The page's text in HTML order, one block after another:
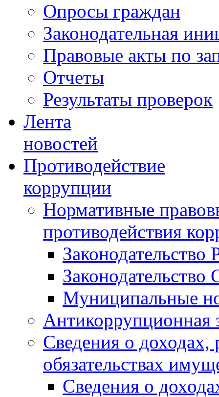
Опросы граждан
Законодательная
Правовые акты по
Отчеты
Результаты проверок
Лента
новостей
Противодействие
коррупции
Нормативные
противодействия
Законодательство
Муниципальные
Антикоррупционная
Сведения о доходах,
обязательствах
Сведения о